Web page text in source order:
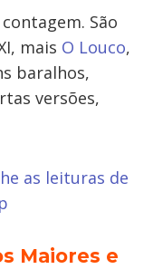
São
mais O Louco,
baralhos,
versões,
as leituras de
Maiores e